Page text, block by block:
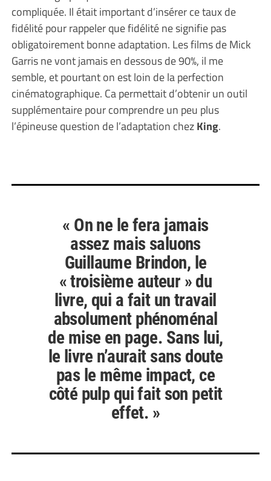
compliquée. Il était important d’insérer ce taux de
fidélité pour rappeler que fidélité ne signifie pas
obligatoirement bonne adaptation. Les films de Mick
Garris ne vont jamais en dessous de 90%, il me
semble, et pourtant on est loin de la perfection
cinématographique. Ca permettait d’obtenir un outil
supplémentaire pour comprendre un peu plus
l’épineuse question de l’adaptation chezKing.
« On ne le fera jamais
assez mais saluons
Guillaume Brindon, le
« troisième auteur » du
livre, qui a fait un travail
absolument phénoménal
de mise en page. Sans lui,
le livre n’aurait sans doute
pas le même impact, ce
côté pulp qui fait son petit
effet. »